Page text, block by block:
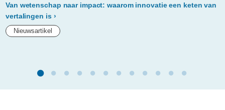
Van wetenschap naar impact: waarom innovatie een keten van
vertalingen is
Nieuwsartikel